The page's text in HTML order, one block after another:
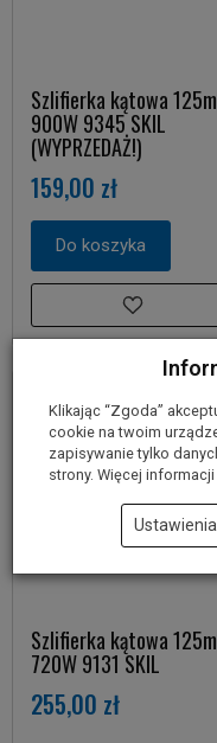
Szlifierka kątowa
900W 9345 SKIL
(WYPRZEDAŻ!)
159,00 zł
Do koszyka
Szlifierka kątowa
720W 9131 SKIL
255,00 zł
Klikając “Zgoda”
cookie na twoim
zapisywanie tylko
strony. Więcej
Ustawienia